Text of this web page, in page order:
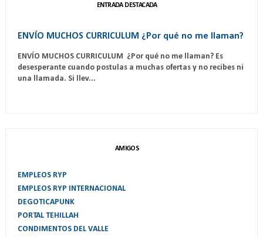
ENTRADA DESTACADA
ENVÍO MUCHOS CURRICULUM ¿Por qué no me llaman?
ENVÍO MUCHOS CURRICULUM ¿Por qué no me llaman? Es
desesperante cuando postulas a muchas ofertas y no recibes ni
una llamada. Si llev...
AMIGOS
EMPLEOS RYP
EMPLEOS RYP INTERNACIONAL
DEGOTICAPUNK
PORTAL TEHILLAH
CONDIMENTOS DEL VALLE